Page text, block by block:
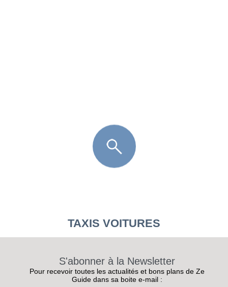
TAXIS VOITURES
S'abonner à la Newsletter
Pour recevoir toutes les actualités et bons plans de Ze
Guide dans sa boite e-mail :